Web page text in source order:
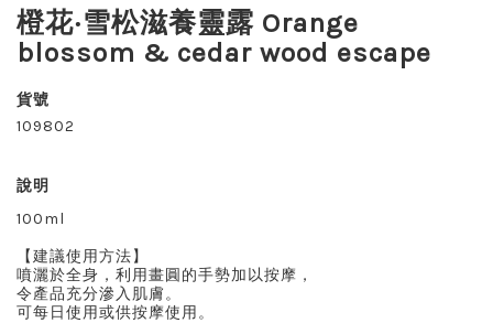
橙花‧雪松滋養靈露 Orange
blossom & cedar wood escape
貨號
109802
說明
100ml
【建議使用方法】
噴灑於全身，利用畫圓的手勢加以按摩，
令產品充分滲入肌膚。
可每日使用或供按摩使用。